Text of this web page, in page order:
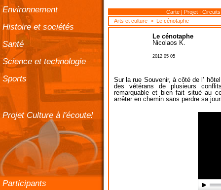
Environnement
Histoire et sociétés
Santé
Science et technologie
Sports
Projet Culture à l'écoute!
Participants
Carte | Projet |
Arts et culture > Le cénotaphe
Le cénotaphe
Nicolaos K.
2012 05 05
Sur la rue Souvenir, à côté de l’
des vétérans de plusieurs
remarquable et bien fait situé au
arrêter en chemin sans perdre sa